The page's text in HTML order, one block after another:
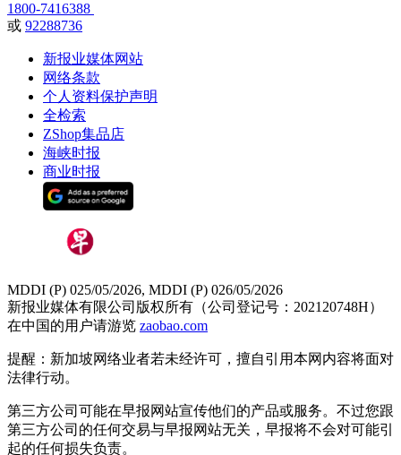
1800-7416388
或 92288736
新报业媒体网站
网络条款
个人资料保护声明
全检索
ZShop集品店
海峡时报
商业时报
MDDI (P) 025/05/2026, MDDI (P) 026/05/2026
新报业媒体有限公司版权所有（公司登记号：202120748H）
在中国的用户请游览 zaobao.com
提醒：新加坡网络业者若未经许可，擅自引用本网内容将面对
法律行动。
第三方公司可能在早报网站宣传他们的产品或服务。不过您跟
第三方公司的任何交易与早报网站无关，早报将不会对可能引
起的任何损失负责。